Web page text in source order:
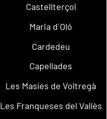
Castellterçol
Maria d´Oló
Cardedeu
Capellades
Les Masíes de Voltregà
Les Franqueses del Vallès